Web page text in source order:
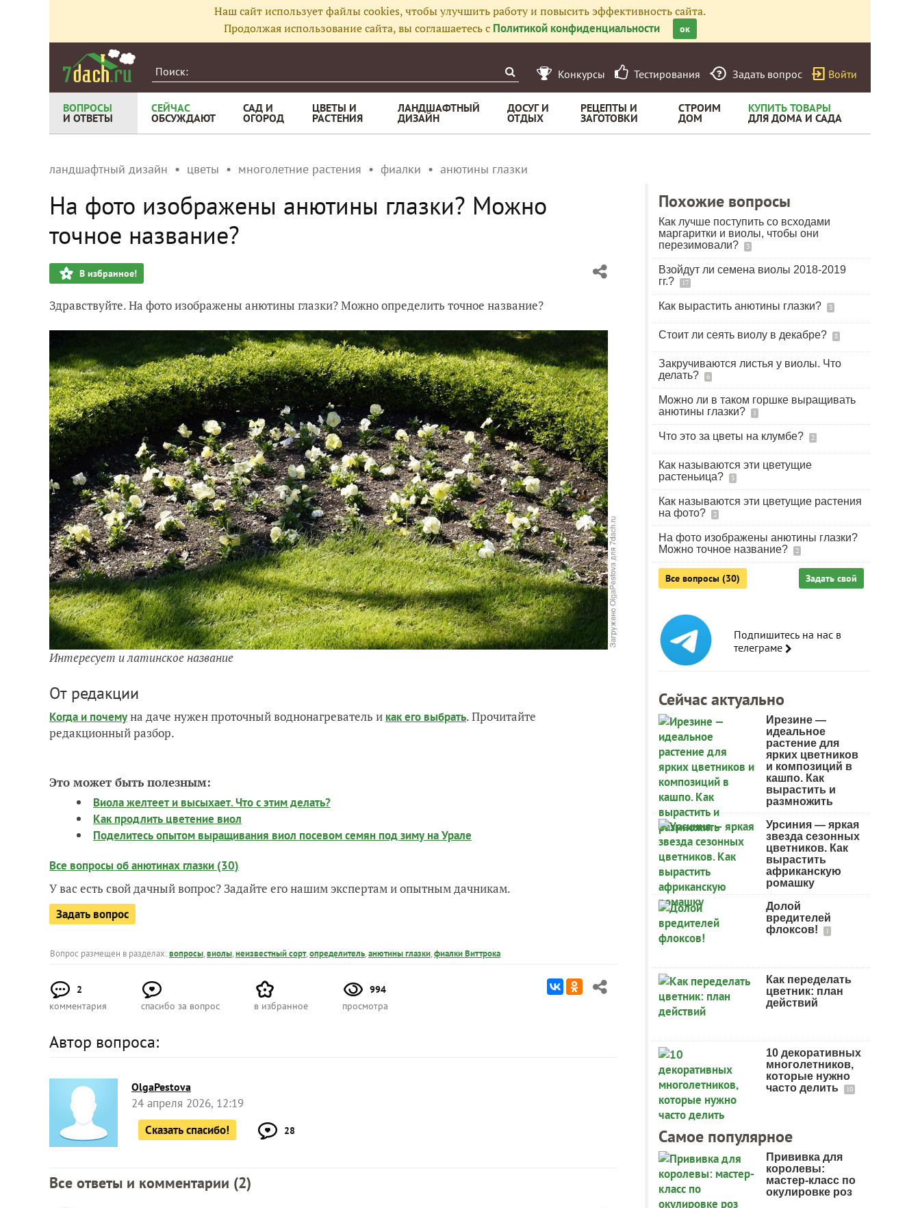
Наш сайт использует файлы cookies, чтобы улучшить работу и повысить эффективность сайта.
Продолжая использование сайта, вы соглашаетесь с Политикой конфиденциальности ок
Конкурсы Тестирования Задать вопрос Войти
ВОПРОСЫ
И ОТВЕТЫ
СЕЙЧАС
ОБСУЖДАЮТ
САД И
ОГОРОД
ЦВЕТЫ И
РАСТЕНИЯ
ЛАНДШАФТНЫЙ
ДИЗАЙН
ДОСУГ И
ОТДЫХ
РЕЦЕПТЫ И
ЗАГОТОВКИ
СТРОИМ
ДОМ
КУПИТЬ ТОВАРЫ
ДЛЯ ДОМА И САДА
ландшафтный дизайн цветы многолетние растения фиалки анютины глазки
На фото изображены анютины глазки? Можно
точное название?
В избранное!
Здравствуйте. На фото изображены анютины глазки? Можно определить точное название?
Интересует и латинское название
От редакции
Когда и почемуна даче нужен проточный воднонагреватель и как его выбрать. Прочитайте
редакционный разбор.
Это может быть полезным:
Виола желтеет и высыхает. Что с этим делать?
Как продлить цветение виол
Поделитесь опытом выращивания виол посевом семян под зиму на Урале
Все вопросы об анютинах глазки (30)
У вас есть свой дачный вопрос? Задайте его нашим экспертам и опытным дачникам.
Задать вопрос
Вопрос размещен в разделах:вопросы,виолы,неизвестный сорт,определитель,анютины глазки,фиалки Виттрока
2
комментария
спасибо за вопрос в избранное
994
просмотра
Автор вопроса:
OlgaPestova
24 апреля 2026, 12:19
Сказать спасибо!
28
Все ответы и комментарии (2)
Похожие вопросы
Как лучше поступить со всходами
маргаритки и виолы, чтобы они
перезимовали?
3
Взойдут ли семена виолы 2018-2019
гг.?
17
Как вырастить анютины глазки? 3
Стоит ли сеять виолу в декабре? 8
Закручиваются листья у виолы. Что
делать?
6
Можно ли в таком горшке выращивать
анютины глазки?
1
Что это за цветы на клумбе? 2
Как называются эти цветущие
растеньица?
3
Как называются эти цветущие растения
на фото?
2
На фото изображены анютины глазки?
Можно точное название?
2
Все вопросы (30) Задать свой
Подпишитесь на нас в
телеграме
Сейчас актуально
Ирезине —
идеальное
растение для
ярких цветников
и композиций в
кашпо. Как
вырастить и
размножить
Урсиния — яркая
звезда сезонных
цветников. Как
вырастить
африканскую
ромашку
Долой
вредителей
флоксов!
1
Как переделать
цветник: план
действий
10 декоративных
многолетников,
которые нужно
часто делить
10
Самое популярное
Прививка для
королевы:
мастер-класс по
окулировке роз